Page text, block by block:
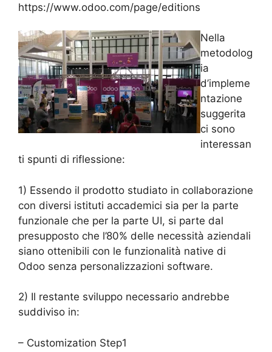
https://www.odoo.com/page/editions
Nella
metodolog
ia
d’impleme
ntazione
suggerita
ci sono
interessan
ti spunti di riflessione:
1) Essendo il prodotto studiato in collaborazione
con diversi istituti accademici sia per la parte
funzionale che per la parte UI, si parte dal
presupposto che l’80% delle necessità aziendali
siano ottenibili con le funzionalità native di
Odoo senza personalizzazioni software.
2) Il restante sviluppo necessario andrebbe
suddiviso in:
– Customization Step1